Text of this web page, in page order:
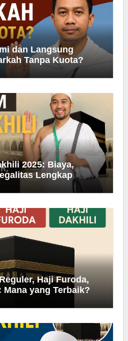
dan Langsung
Tanpa Kuota?
2025: Biaya,
Lengkap
Haji Furoda,
yang Terbaik?